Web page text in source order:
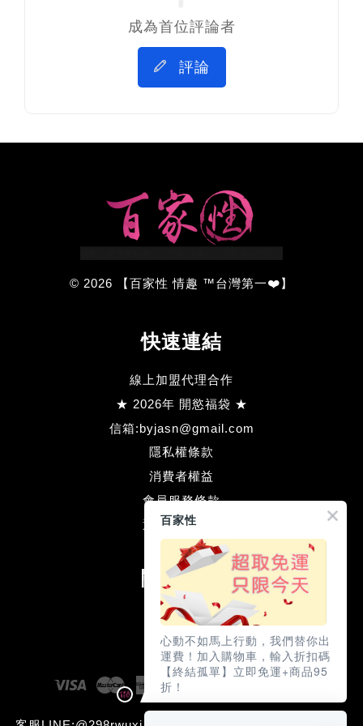
成為首位評論者
評論
© 2026 【百家性 情趣 ™台灣第一❤️】
快速連結
線上加盟代理合作
★ 2026年 開慾福袋 ★
信箱:byjasn@gmail.com
隱私權條款
消費者權益
會員服務條款
退款方式流程
關注我們
Facebook
Line
Visa MasterAmerican
Express
Club
百家性
心動不如馬上行動，我們替你出
運費！加入購物車，輸入折扣碼
【終結孤單】立即免運+商品95
折！